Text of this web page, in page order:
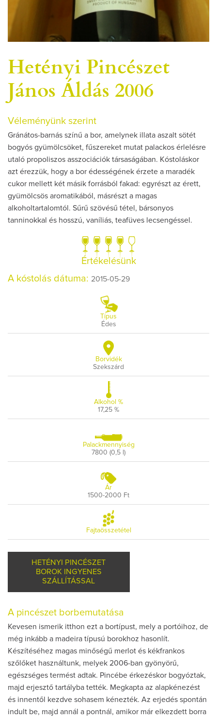
Hetényi Pincészet
János Áldás 2006
Véleményünk szerint
Gránátos-barnás színű a bor, amelynek illata aszalt sötét
bogyós gyümölcsöket, fűszereket mutat palackos érlelésre
utaló propoliszos asszociációk társaságában. Kóstoláskor
azt érezzük, hogy a bor édességének érzete a maradék
cukor mellett két másik forrásból fakad: egyrészt az érett,
gyümölcsös aromatikából, másrészt a magas
alkoholtartalomtól. Sűrű szövésű tétel, bársonyos
tanninokkal és hosszú, vaníliás, teafüves lecsengéssel.
Értékelésünk
A kóstolás dátuma: 2015-05-29
Típus
Édes
Borvidék
Szekszárd
Alkohol %
17,25 %
Palackmennyiség
7800 (0,5 l)
Ár
1500-2000 Ft
Fajtaösszetétel
HETÉNYI PINCÉSZET
BOROK INGYENES
SZÁLLÍTÁSSAL
A pincészet borbemutatása
Kevesen ismerik itthon ezt a bortípust, mely a portóihoz, de
még inkább a madeira típusú borokhoz hasonlít.
Készítéséhez magas minőségű merlot és kékfrankos
szőlőket használtunk, melyek 2006-ban gyönyörű,
egészséges termést adtak. Pincébe érkezéskor bogyóztak,
majd erjesztő tartályba tették. Megkapta az alapkénezést
és innentől kezdve sohasem kénezték. Az erjedés spontán
indult be, majd annál a pontnál, amikor már elkezdett borra